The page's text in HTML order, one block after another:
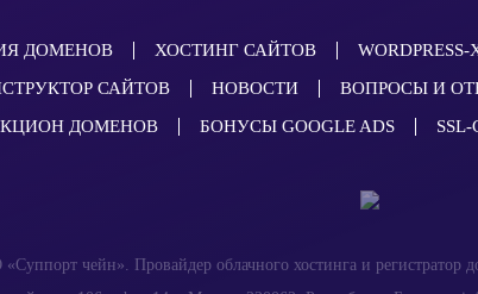
ДОМЕНОВ ХОСТИНГ САЙТОВ
САЙТОВ НОВОСТИ ВОПРОСЫ И
ДОМЕНОВ
БОНУСЫ GOOGLE ADS
«Суппорт чейн». Провайдер облачного хостинга и регистратор